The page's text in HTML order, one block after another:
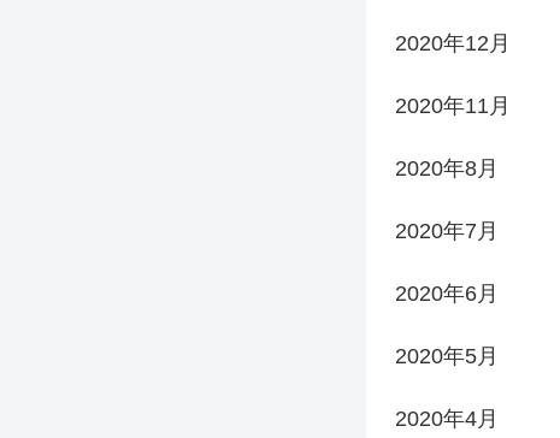
2020年12月
2020年11月
2020年8月
2020年7月
2020年6月
2020年5月
2020年4月